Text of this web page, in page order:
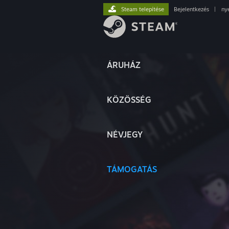
ÁRUHÁZ
KÖZÖSSÉG
NÉVJEGY
TÁMOGATÁS
Steam telepítése Bejelentkezés